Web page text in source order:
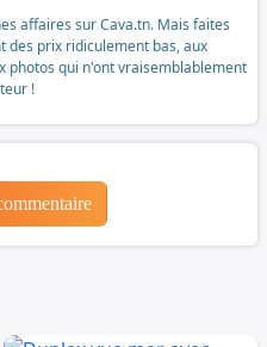
affaires sur Cava.tn. Mais faites
des prix ridiculement bas, aux
photos qui n'ont vraisemblablement
!